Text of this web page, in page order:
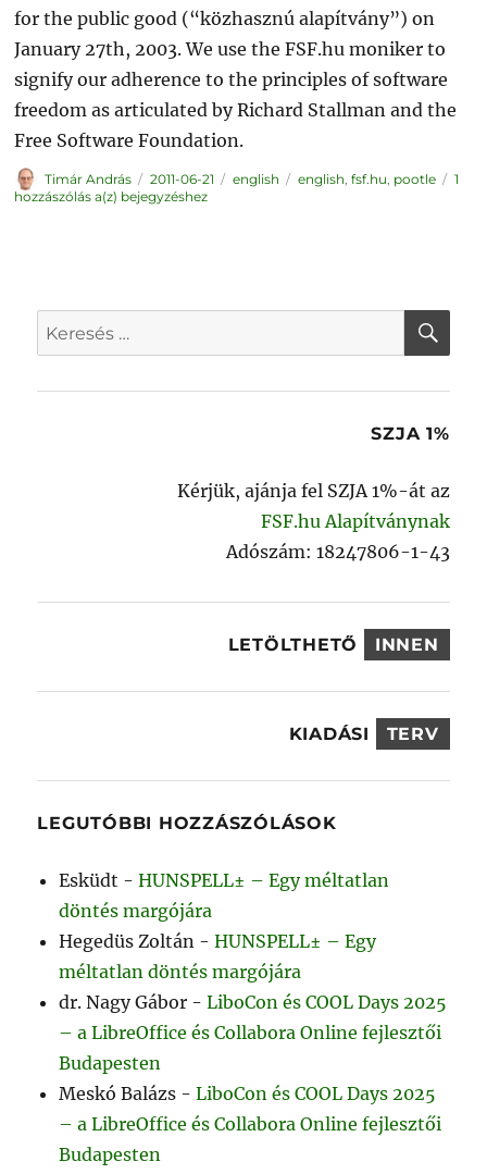
for the public good (“közhasznú alapítvány”) on
January 27th, 2003. We use the FSF.hu moniker to
signify our adherence to the principles of software
freedom as articulated by Richard Stallman and the
Free Software Foundation.
Szerző
Timár András Közzétéve
2011-06-21 Kategória
english Címke
english, fsf.hu, pootle
1
hozzászólás a(z) FSF.hu
donated
bejegyzéshez
Keresés
a
SZJA 1%
Kérjük, ajánja fel SZJA 1%-át az
FSF.hu Alapítványnak
Adószám: 18247806-1-43
LETÖLTHETŐ INNEN
KIADÁSI TERV
LEGUTÓBBI HOZZÁSZÓLÁSOK
Esküdt -HUNSPELL± – Egy méltatlan
döntés margójára
Hegedüs Zoltán -HUNSPELL± – Egy
méltatlan döntés margójára
dr. Nagy Gábor -LiboCon és COOL Days 2025
– a LibreOffice és Collabora Online fejlesztői
Budapesten
Meskó Balázs -LiboCon és COOL Days 2025
– a LibreOffice és Collabora Online fejlesztői
Budapesten